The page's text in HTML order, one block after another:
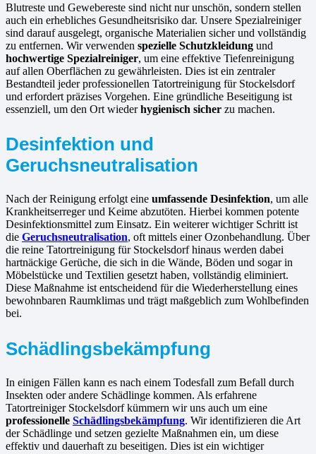
Blutreste und Gewebereste sind nicht nur unschön, sondern stellen
auch ein erhebliches Gesundheitsrisiko dar. Unsere Spezialreiniger
sind darauf ausgelegt, organische Materialien sicher und vollständig
zu entfernen. Wir verwenden spezielle Schutzkleidung und
hochwertige Spezialreiniger, um eine effektive Tiefenreinigung
auf allen Oberflächen zu gewährleisten. Dies ist ein zentraler
Bestandteil jeder professionellen Tatortreinigung für Stockelsdorf
und erfordert präzises Vorgehen. Eine gründliche Beseitigung ist
essenziell, um den Ort wiederhygienisch sicher zu machen.
Desinfektion und
Geruchsneutralisation
Nach der Reinigung erfolgt eine umfassende Desinfektion, um alle
Krankheitserreger und Keime abzutöten. Hierbei kommen potente
Desinfektionsmittel zum Einsatz. Ein weiterer wichtiger Schritt ist
die Geruchsneutralisation, oft mittels einer Ozonbehandlung. Über
die reine Tatortreinigung für Stockelsdorf hinaus werden dabei
hartnäckige Gerüche, die sich in die Wände, Böden und sogar in
Möbelstücke und Textilien gesetzt haben, vollständig eliminiert.
Diese Maßnahme ist entscheidend für die Wiederherstellung eines
bewohnbaren Raumklimas und trägt maßgeblich zum Wohlbefinden
bei.
Schädlingsbekämpfung
In einigen Fällen kann es nach einem Todesfall zum Befall durch
Insekten oder andere Schädlinge kommen. Als erfahrene
Tatortreiniger Stockelsdorf kümmern wir uns auch um eine
professionelle Schädlingsbekämpfung. Wir identifizieren die Art
der Schädlinge und setzen gezielte Maßnahmen ein, um diese
effektiv und dauerhaft zu beseitigen. Dies ist ein wichtiger